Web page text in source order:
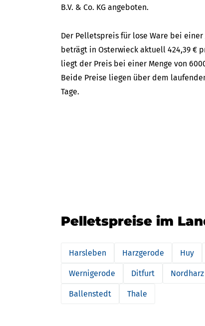
B.V. & Co. KG angeboten.
Der Pelletspreis für lose Ware bei
beträgt in Osterwieck aktuell 424,39 €
liegt der Preis bei einer Menge von
Beide Preise liegen über dem
Tage.
Pelletspreise im
Harsleben Harzgerode Huy
Wernigerode Ditfurt Nordharz
Ballenstedt Thale